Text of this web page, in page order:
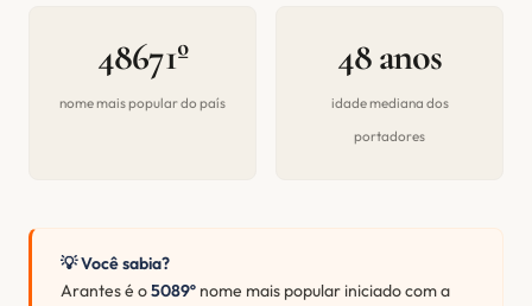
48671º
nome mais popular do país
48 anos
idade mediana dos
portadores
💡 Você sabia?
Arantes é o5089º nome mais popular iniciado com a